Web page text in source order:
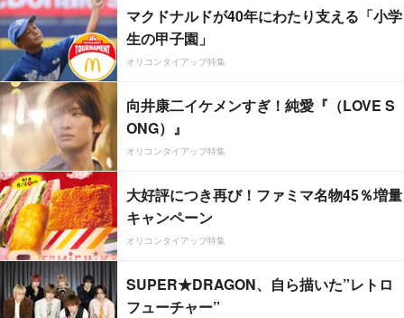
マクドナルドが40年にわたり支える「小学
生の甲子園」
オリコンタイアップ特集
向井康二イケメンすぎ！純愛『（LOVE S
ONG）』
オリコンタイアップ特集
大好評につき再び！ファミマ名物45％増量
キャンペーン
オリコンタイアップ特集
SUPER★DRAGON、自ら描いた”レトロ
フューチャー”